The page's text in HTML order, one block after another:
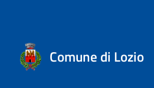
Comune di Lozio